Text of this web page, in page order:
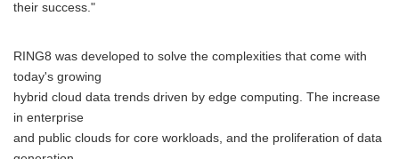
their success."
RING8 was developed to solve the complexities that come with
today's growing
hybrid cloud data trends driven by edge computing. The increase
in enterprise
and public clouds for core workloads, and the proliferation of data